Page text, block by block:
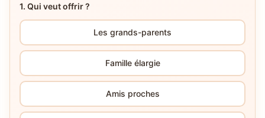
1. Qui veut offrir ?
Les grands-parents
Famille élargie
Amis proches